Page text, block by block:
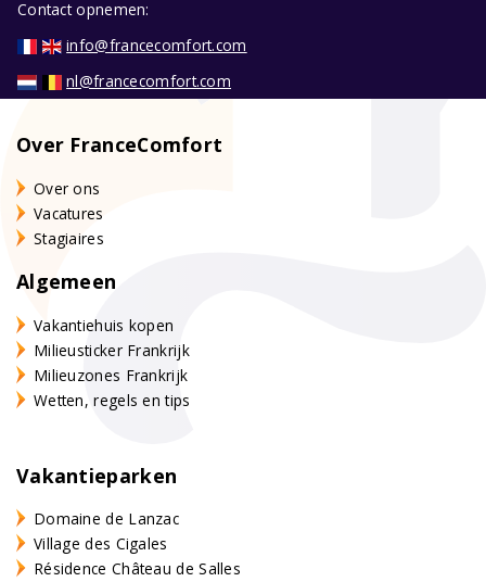
Contact opnemen:
info@francecomfort.com
nl@francecomfort.com
Over FranceComfort
Over ons
Vacatures
Stagiaires
Algemeen
Vakantiehuis kopen
Milieusticker Frankrijk
Milieuzones Frankrijk
Wetten, regels en tips
Vakantieparken
Domaine de Lanzac
Village des Cigales
Résidence Château de Salles